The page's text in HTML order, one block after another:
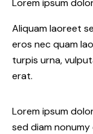
Lorem ipsum
Aliquam laoreet
eros nec quam
turpis urna,
erat.
Lorem ipsum
sed diam